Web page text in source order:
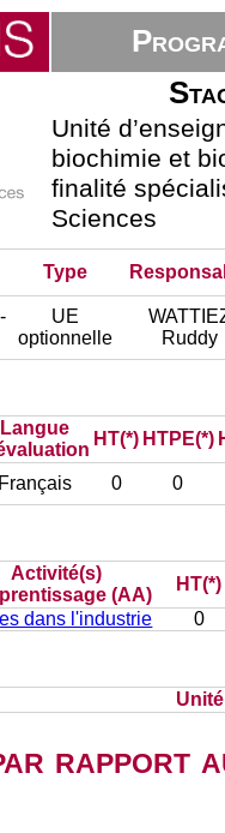
Unité
biochimie et
finalité
Sciences
Type
UE
optionnelle
Ruddy
Langue
HT(*) HTPE(*)
Français 0 0
Activité(s)
(AA)
HT(*)
dans l'industrie 0
rapport